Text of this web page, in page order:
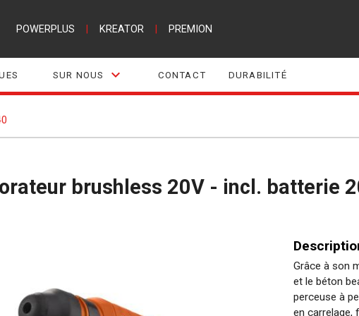
POWERPLUS KREATOR PREMION
SUR NOUS CONTACT DURABILITÉ
brushless 20V - incl. batterie
Grâce à son
et le béton
perceuse à
en carrelage,